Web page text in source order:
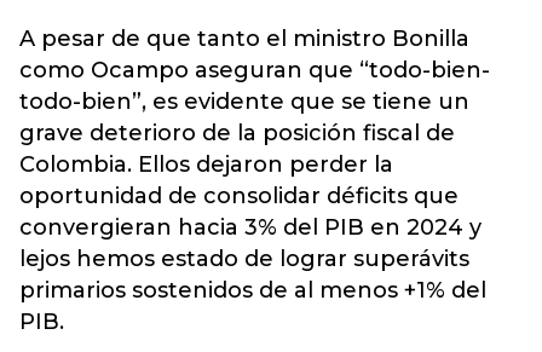
A pesar de que tanto el ministro Bonilla
como Ocampo aseguran que “todo-bien-
todo-bien”, es evidente que se tiene un
grave deterioro de la posición fiscal de
Colombia. Ellos dejaron perder la
oportunidad de consolidar déficits que
convergieran hacia 3% del PIB en 2024 y
lejos hemos estado de lograr superávits
primarios sostenidos de al menos +1% del
PIB.